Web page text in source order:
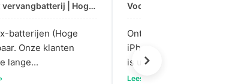
Voor: iPhone 11 Pro Max vervangbatterij | Hoge & Midden kwaliteit
batterijen (Hoge
Onze klanten
lange...
Ontvangen van onze
iPhone 14 Plus OLED-
is uitzonderlijk; kleuren
Lees volledige beoordeling »